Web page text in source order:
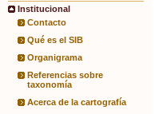
Institucional
Contacto
Qué es el SIB
Organigrama
Referencias sobre
taxonomía
Acerca de la cartografía